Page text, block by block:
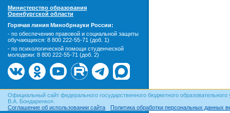
Министерство образования
Оренбургской области
Горячая линия Минобрнауки России:
- по обеспечению правовой и социальной защиты
обучающихся: 8 800 222-55-71 (доб. 1)
- по психологической помощи студенческой
молодежи: 8 800 222-55-71 (доб. 2)
Официальный сайт федерального государственного бюджетного
В.А. Бондаренко».
Соглашение об использовании сайта
Политика обработки персональных данных